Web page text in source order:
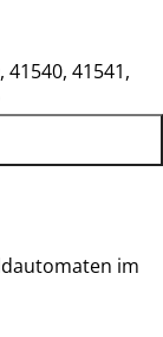
41540, 41541,
im